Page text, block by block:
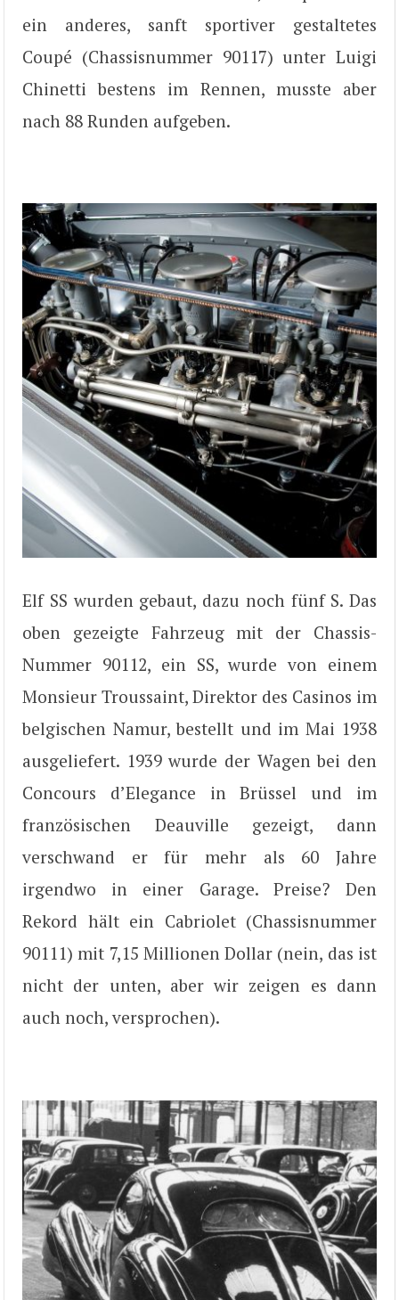
ein anderes, sanft sportiver gestaltetes
Coupé (Chassisnummer 90117) unter Luigi
Chinetti bestens im Rennen, musste aber
nach 88 Runden aufgeben.
Elf SS wurden gebaut, dazu noch fünf S. Das
oben gezeigte Fahrzeug mit der Chassis-
Nummer 90112, ein SS, wurde von einem
Monsieur Troussaint, Direktor des Casinos im
belgischen Namur, bestellt und im Mai 1938
ausgeliefert. 1939 wurde der Wagen bei den
Concours d’Elegance in Brüssel und im
französischen Deauville gezeigt, dann
verschwand er für mehr als 60 Jahre
irgendwo in einer Garage. Preise? Den
Rekord hält ein Cabriolet (Chassisnummer
90111) mit 7,15 Millionen Dollar (nein, das ist
nicht der unten, aber wir zeigen es dann
auch noch, versprochen).